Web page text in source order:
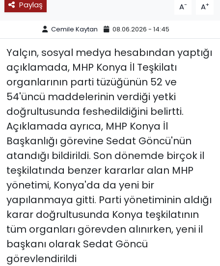
Paylaş A- A+
Cemile Kaytan 08.06.2026 - 14:45
Yalçın, sosyal medya hesabından yaptığı
açıklamada, MHP Konya İl Teşkilatı
organlarının parti tüzüğünün 52 ve
54'üncü maddelerinin verdiği yetki
doğrultusunda feshedildiğini belirtti.
Açıklamada ayrıca, MHP Konya İl
Başkanlığı görevine Sedat Göncü'nün
atandığı bildirildi. Son dönemde birçok il
teşkilatında benzer kararlar alan MHP
yönetimi, Konya'da da yeni bir
yapılanmaya gitti. Parti yönetiminin aldığı
karar doğrultusunda Konya teşkilatının
tüm organları görevden alınırken, yeni il
başkanı olarak Sedat Göncü
görevlendirildi